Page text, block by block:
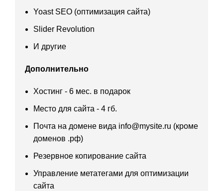
Yoast SEO (оптимизация сайта)
Slider Revolution
И другие
Дополнительно
Хостинг - 6 мес. в подарок
Место для сайта - 4 гб.
Почта на домене вида info@mysite.ru (кроме
доменов .рф)
Резервное копирование сайта
Управление метатегами для оптимизации
сайта